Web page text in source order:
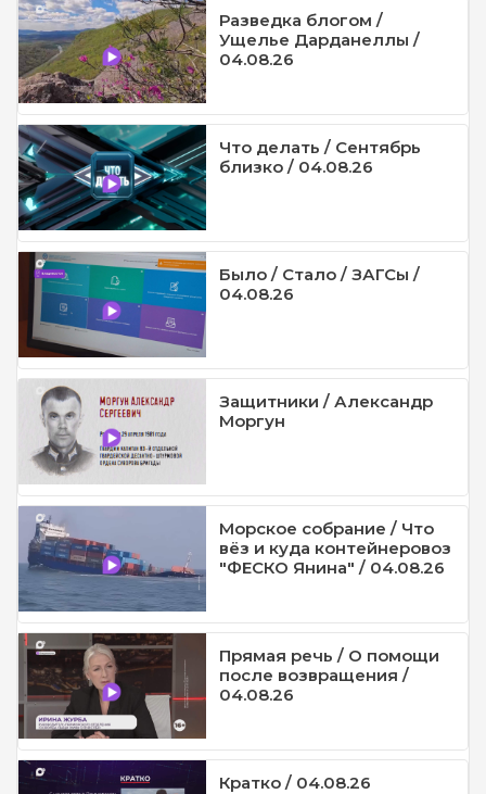
Разведка блогом /
Ущелье Дарданеллы /
04.08.26
Что делать / Сентябрь
близко / 04.08.26
Было / Стало / ЗАГСы /
04.08.26
Защитники / Александр
Моргун
Морское собрание / Что
вёз и куда контейнеровоз
"ФЕСКО Янина" / 04.08.26
Прямая речь / О помощи
после возвращения /
04.08.26
Кратко / 04.08.26